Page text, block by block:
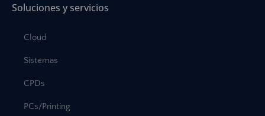
Soluciones y servicios
Cloud
Sistemas
CPDs
PCs/Printing